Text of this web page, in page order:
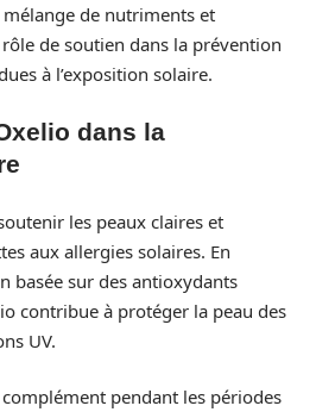
de nutriments et
de soutien dans la prévention
à l’exposition solaire.
dans la
les peaux claires et
aux allergies solaires. En
basée sur des antioxydants
contribue à protéger la peau des
UV.
pendant les périodes